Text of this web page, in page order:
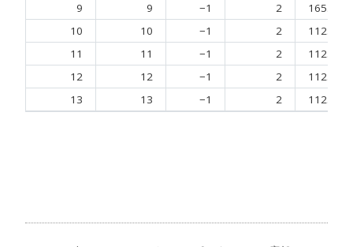
9
9 −1 2
165.533
10
10 −1 2
112.500
11
11 −1 2
112.500
12
12 −1 2
112.500
13
13 −1 2 112.500